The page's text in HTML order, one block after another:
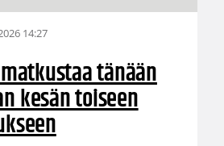
14:27
tänään
kesän toiseen